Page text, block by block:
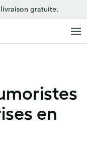
gratuite.
en